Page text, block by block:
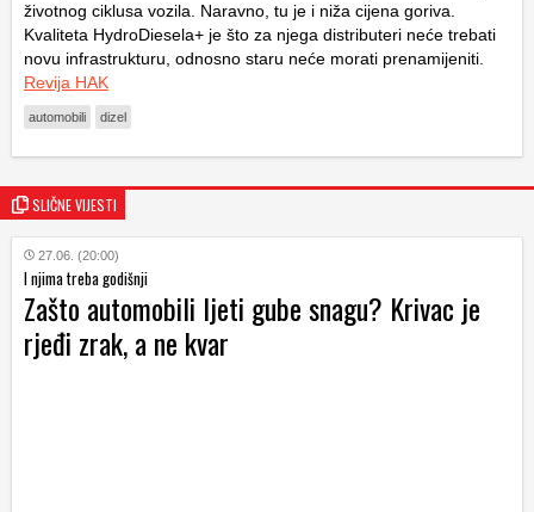
životnog ciklusa vozila. Naravno, tu je i niža cijena goriva.
Kvaliteta HydroDiesela+ je što za njega distributeri neće trebati
novu infrastrukturu, odnosno staru neće morati prenamijeniti.
Revija HAK
automobili dizel
SLIČNE VIJESTI
27.06. (20:00)
I njima treba godišnji
Zašto automobili ljeti gube snagu? Krivac je
rjeđi zrak, a ne kvar